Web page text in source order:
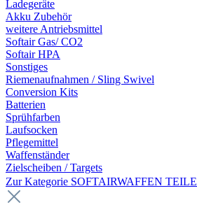
Ladegeräte
Akku Zubehör
weitere Antriebsmittel
Softair Gas/ CO2
Softair HPA
Sonstiges
Riemenaufnahmen / Sling Swivel
Conversion Kits
Batterien
Sprühfarben
Laufsocken
Pflegemittel
Waffenständer
Zielscheiben / Targets
Zur Kategorie SOFTAIRWAFFEN TEILE